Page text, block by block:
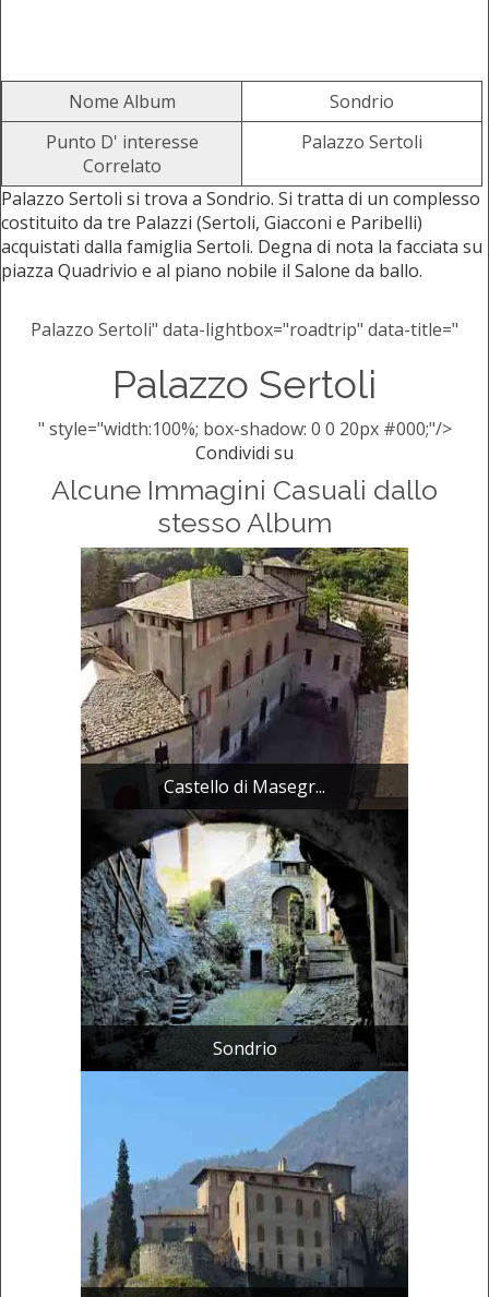
Nome Album
Sondrio
Punto D' interesse
Correlato
Palazzo Sertoli
Palazzo Sertoli si trova a Sondrio. Si tratta di un complesso
costituito da tre Palazzi (Sertoli, Giacconi e Paribelli)
acquistati dalla famiglia Sertoli. Degna di nota la facciata su
piazza Quadrivio e al piano nobile il Salone da ballo.
Palazzo Sertoli" data-lightbox="roadtrip" data-title="
Palazzo Sertoli
" style="width:100%; box-shadow: 0 0 20px #000;"/>
Condividi su
Alcune Immagini Casuali dallo
stesso Album
Castello di Masegr...
Sondrio